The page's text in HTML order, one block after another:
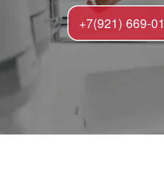
+7(921) 669-